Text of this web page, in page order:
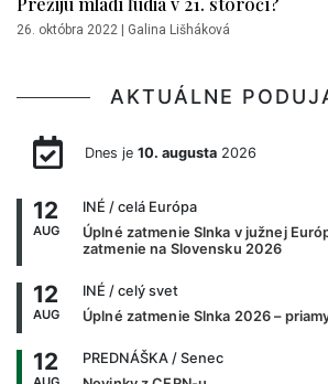
26. októbra 2022 | Galina Lišháková
AKTUÁLNE
Dnes je 10. augusta2026
12
AUG
INÉ / celá Európa
Úplné zatmenie Slnka v južnej
zatmenie na Slovensku 2026
12
AUG
INÉ / celý svet
Úplné zatmenie Slnka 2026 –
12 PREDNÁŠKA / Senec